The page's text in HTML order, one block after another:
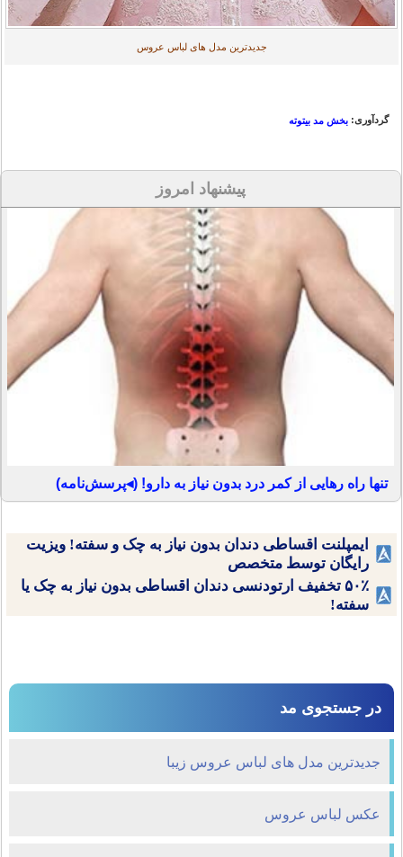
جدیدترین مدل های لباس عروس
گردآوری: بخش مد بیتوته
پیشنهاد امروز
تنها راه رهایی از کمر درد بدون نیاز به دارو! (◂پرسش‌نامه)
ایمپلنت اقساطی دندان بدون نیاز به چک و سفته! ویزیت
رایگان توسط متخصص
۵۰٪ تخفیف ارتودنسی دندان اقساطی بدون نیاز به چک یا
سفته!
در جستجوی مد
جدیدترین مدل های لباس عروس زیبا
عکس لباس عروس